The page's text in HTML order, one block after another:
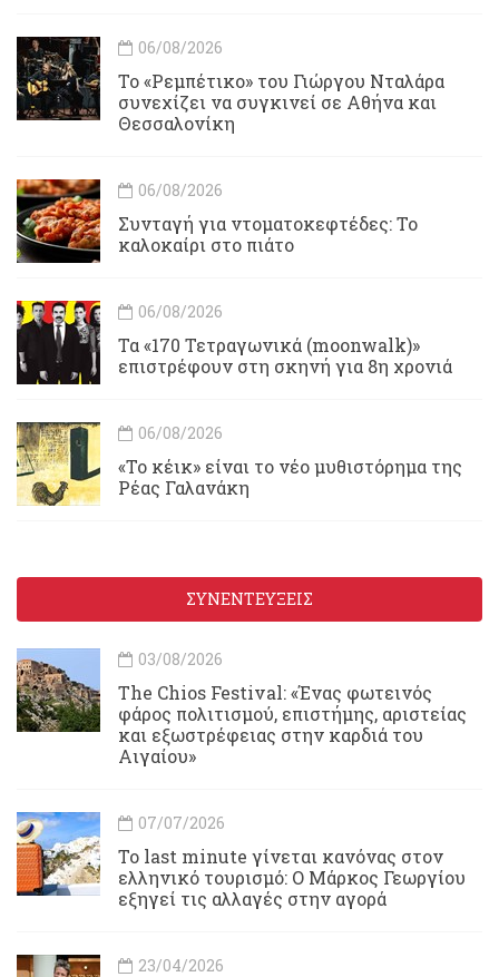
06/08/2026
Το «Ρεμπέτικο» του Γιώργου Νταλάρα
συνεχίζει να συγκινεί σε Αθήνα και
Θεσσαλονίκη
06/08/2026
Συνταγή για ντοματοκεφτέδες: Το
καλοκαίρι στο πιάτο
06/08/2026
Τα «170 Τετραγωνικά (moonwalk)»
επιστρέφουν στη σκηνή για 8η χρονιά
06/08/2026
«Το κέικ» είναι το νέο μυθιστόρημα της
Ρέας Γαλανάκη
ΣΥΝΕΝΤΕΥΞΕΙΣ
03/08/2026
Τhe Chios Festival: «Ένας φωτεινός
φάρος πολιτισμού, επιστήμης, αριστείας
και εξωστρέφειας στην καρδιά του
Αιγαίου»
07/07/2026
Το last minute γίνεται κανόνας στον
ελληνικό τουρισμό: Ο Μάρκος Γεωργίου
εξηγεί τις αλλαγές στην αγορά
23/04/2026